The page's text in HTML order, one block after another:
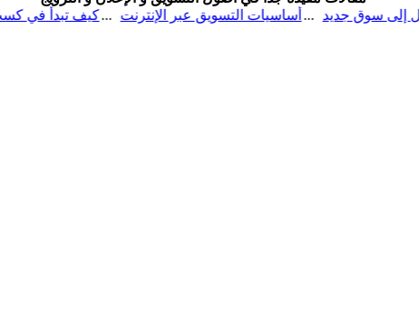
نصائح قبل الدخول إلى سوق جديد أساسيات التسويق عبر